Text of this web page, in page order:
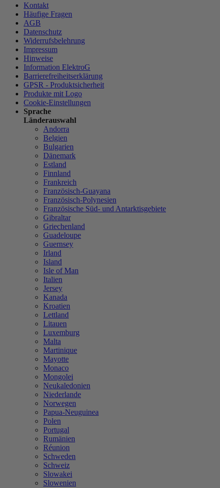
Kontakt
Häufige Fragen
AGB
Datenschutz
Widerrufsbelehrung
Impressum
Hinweise
Information ElektroG
Barrierefreiheitserklärung
GPSR - Produktsicherheit
Produkte mit Logo
Cookie-Einstellungen
Sprache
Länderauswahl
Andorra
Belgien
Bulgarien
Dänemark
Estland
Finnland
Frankreich
Französisch-Guayana
Französisch-Polynesien
Französische Süd- und Antarktisgebiete
Gibraltar
Griechenland
Guadeloupe
Guernsey
Irland
Island
Isle of Man
Italien
Jersey
Kanada
Kroatien
Lettland
Litauen
Luxemburg
Malta
Martinique
Mayotte
Monaco
Mongolei
Neukaledonien
Niederlande
Norwegen
Papua-Neuguinea
Polen
Portugal
Rumänien
Réunion
Schweden
Schweiz
Slowakei
Slowenien